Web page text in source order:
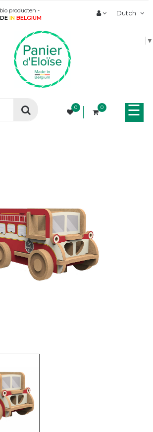
producten -
IN BELGIUM
Dutch
▼
0 0 ☰